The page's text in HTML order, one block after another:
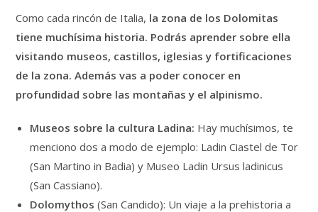
Como cada rincón de Italia, la zona de los Dolomitas
tiene muchísima historia. Podrás aprender sobre ella
visitando museos, castillos, iglesias y fortificaciones
de la zona. Además vas a poder conocer en
profundidad sobre las montañas y el alpinismo.
Museos sobre la cultura Ladina: Hay muchísimos, te
menciono dos a modo de ejemplo: Ladin Ciastel de Tor
(San Martino in Badia) y Museo Ladin Ursus ladinicus
(San Cassiano).
Dolomythos(San Candido): Un viaje a la prehistoria a